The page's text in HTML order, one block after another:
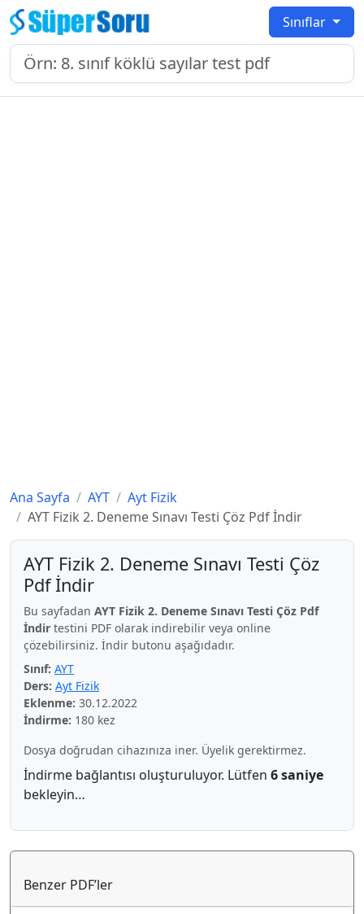
Sınıflar
Ana Sayfa AYT
Ayt Fizik
AYT Fizik 2. Deneme Sınavı Testi Çöz Pdf İndir
AYT Fizik 2. Deneme Sınavı Testi Çöz
Pdf İndir
Bu sayfadan AYT Fizik 2. Deneme Sınavı Testi Çöz Pdf
İndir testini PDF olarak indirebilir veya online
çözebilirsiniz. İndir butonu aşağıdadır.
Sınıf: AYT
Ders: Ayt Fizik
Eklenme: 30.12.2022
İndirme: 180 kez
Dosya doğrudan cihazınıza iner. Üyelik gerektirmez.
İndirme bağlantısı oluşturuluyor. Lütfen 6 saniye
bekleyin…
Benzer PDF’ler